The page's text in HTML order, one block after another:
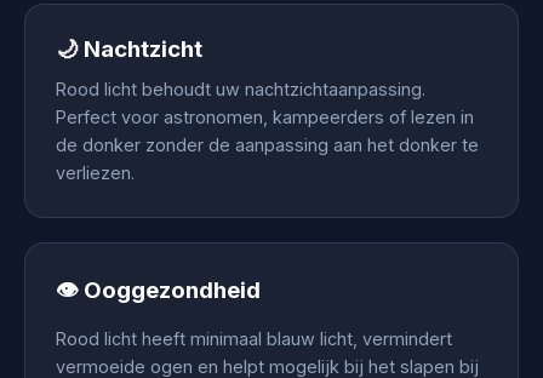
🌙 Nachtzicht
Rood licht behoudt uw nachtzichtaanpassing.
Perfect voor astronomen, kampeerders of lezen in
de donker zonder de aanpassing aan het donker te
verliezen.
👁️ Ooggezondheid
Rood licht heeft minimaal blauw licht, vermindert
vermoeide ogen en helpt mogelijk bij het slapen bij